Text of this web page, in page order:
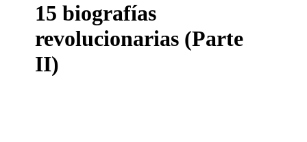
15 biografías
revolucionarias (Parte
II)